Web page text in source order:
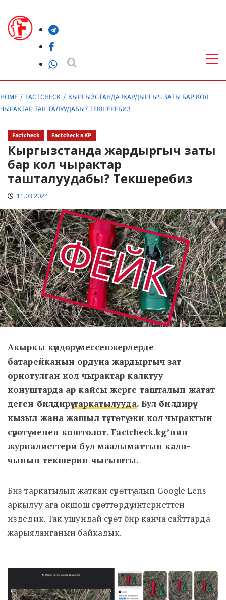
content
Telegram
Facebook
WhatsApp
HOME FACTCHECK
КЫРГЫЗСТАНДА ЖАРДЫРГЫЧ ЗАТЫ БАР КОЛ
ЧЫРАКТАР ТАШТАЛУУДАБЫ? ТЕКШЕРЕБИЗ
Factcheck Factcheck в КР
Кыргызстанда жардыргыч заты
бар кол чырактар
ташталуудабы? Текшеребиз
11.03.2024
Акыркы күндөрү мессенжерлерде
батарейканын ордуна жардыргыч зат
орнотулган кол чырактар калктуу
конуштарда ар кайсы жерге ташталып жатат
деген билдирүүтаркатылууда. Бул билдирүү
кызыл жана жашыл түстөгү эки кол чырактын
сүрөтү менен коштолот. Factcheck.kg’нин
журналисттери бул маалыматтын калп-
чынын текшерип чыгышты.
Биз таркатылып жаткан сүрөттү алып Google Lens
аркылуу ага окшош сүрөттөрдү интернеттен
издедик. Так ушундай сүрөт бир канча сайттарда
жарыяланганын байкадык.